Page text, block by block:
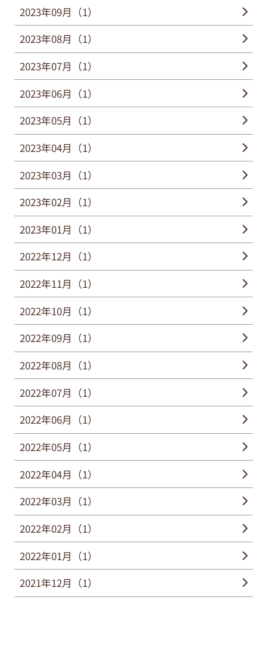
2023年09月（1）
2023年08月（1）
2023年07月（1）
2023年06月（1）
2023年05月（1）
2023年04月（1）
2023年03月（1）
2023年02月（1）
2023年01月（1）
2022年12月（1）
2022年11月（1）
2022年10月（1）
2022年09月（1）
2022年08月（1）
2022年07月（1）
2022年06月（1）
2022年05月（1）
2022年04月（1）
2022年03月（1）
2022年02月（1）
2022年01月（1）
2021年12月（1）